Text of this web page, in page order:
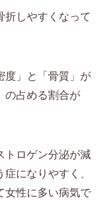
折しやすくなって
度」と「骨質」が
の占める割合が
トロゲン分泌が減
になりやすく、
女性に多い病気で